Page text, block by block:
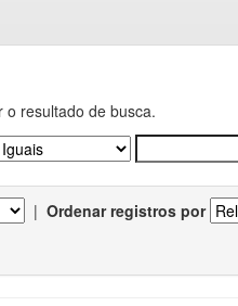
o resultado de busca.
| Ordenar registros por